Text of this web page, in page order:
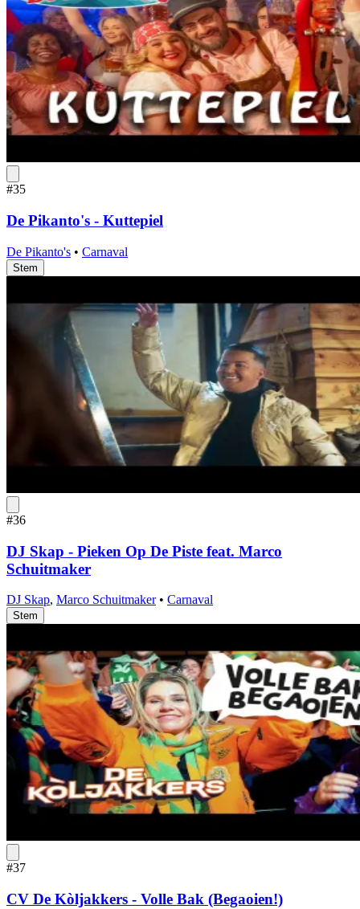
#35
De Pikanto's - Kuttepiel
De Pikanto's • Carnaval
Stem
#36
DJ Skap - Pieken Op De Piste feat. Marco
Schuitmaker
DJ Skap, Marco Schuitmaker • Carnaval
Stem
#37
CV De Kòljakkers - Volle Bak (Begaoien!)